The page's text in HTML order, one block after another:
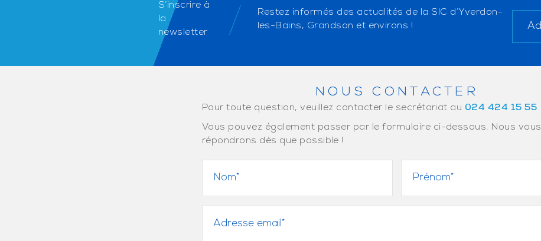
S’inscrire à
la
newsletter
Restez informés des actualités de la SIC d’Yverdon-
les-Bains, Grandson et environs !
NOUS CONTACTER
Pour toute question, veuillez contacter le secrétariat au 024 424 15 55.
Vous pouvez également passer par le formulaire ci-dessous. Nous vous
répondrons dès que possible !